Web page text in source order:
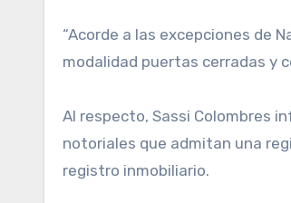
“Acorde a las excepciones de
modalidad puertas cerradas y
Al respecto, Sassi Colombres
notoriales que admitan una
registro inmobiliario.